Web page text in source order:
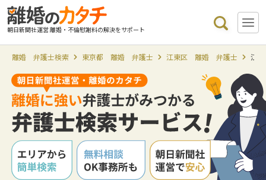
朝日新聞社運営 離婚・不倫慰謝料の解決をサポート
離婚 弁護士検索 東京都 離婚 弁護士 江東区 離婚 弁護士 江